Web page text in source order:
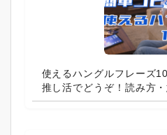
使えるハングルフレーズ
推し活でどうぞ！読み方